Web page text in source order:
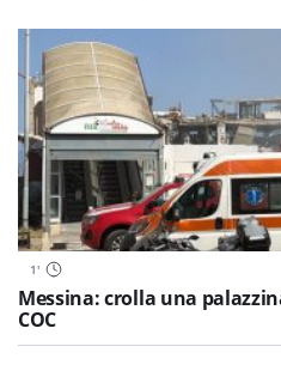
1'
Messina: crolla una
COC